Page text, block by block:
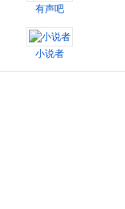
有声吧
小说者